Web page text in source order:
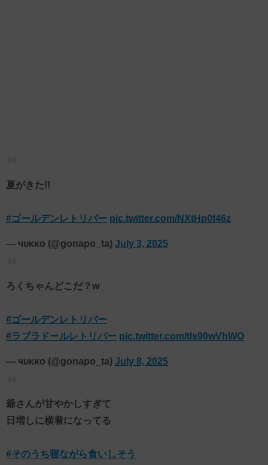
夏がきた!!
#ゴールデンレトリバー pic.twitter.com/NXtHp0f46z
— чυκκо (@gonapo_ta) July 3, 2025
ろくちゃんどこだ？w
#ゴールデンレトリバー
#ラブラドールレトリバー pic.twitter.com/tls90wVhWO
— чυκκо (@gonapo_ta) July 8, 2025
爺さんが甘やかしすぎて
日増しに横着になってる
#そのうち寝ながら食いしそう